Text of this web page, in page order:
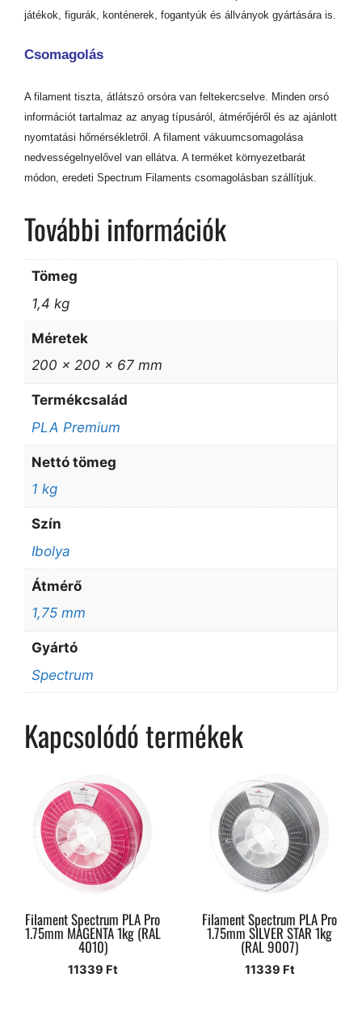
játékok, figurák, konténerek, fogantyúk és állványok gyártására is.
Csomagolás
A filament tiszta, átlátszó orsóra van feltekercselve. Minden orsó
információt tartalmaz az anyag típusáról, átmérőjéről és az ajánlott
nyomtatási hőmérsékletről. A filament vákuumcsomagolása
nedvességelnyelővel van ellátva. A terméket környezetbarát
módon, eredeti Spectrum Filaments csomagolásban szállítjuk.
További információk
Tömeg
1,4 kg
Méretek
200 × 200 × 67 mm
Termékcsalád
PLA Premium
Nettó tömeg
1 kg
Szín
Ibolya
Átmérő
1,75 mm
Gyártó
Spectrum
Kapcsolódó termékek
Filament Spectrum PLA Pro
1.75mm MAGENTA 1kg (RAL
4010)
11339 Ft
Filament Spectrum PLA Pro
1.75mm SILVER STAR 1kg
(RAL 9007)
11339 Ft